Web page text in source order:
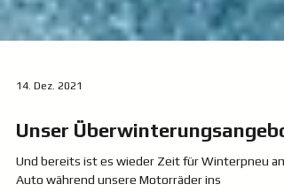
14. Dez. 2021
Unser